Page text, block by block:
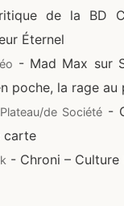
de la BD
Éternel
- Mad Max sur
poche, la rage au
de Société-
carte
- Chroni – Culture